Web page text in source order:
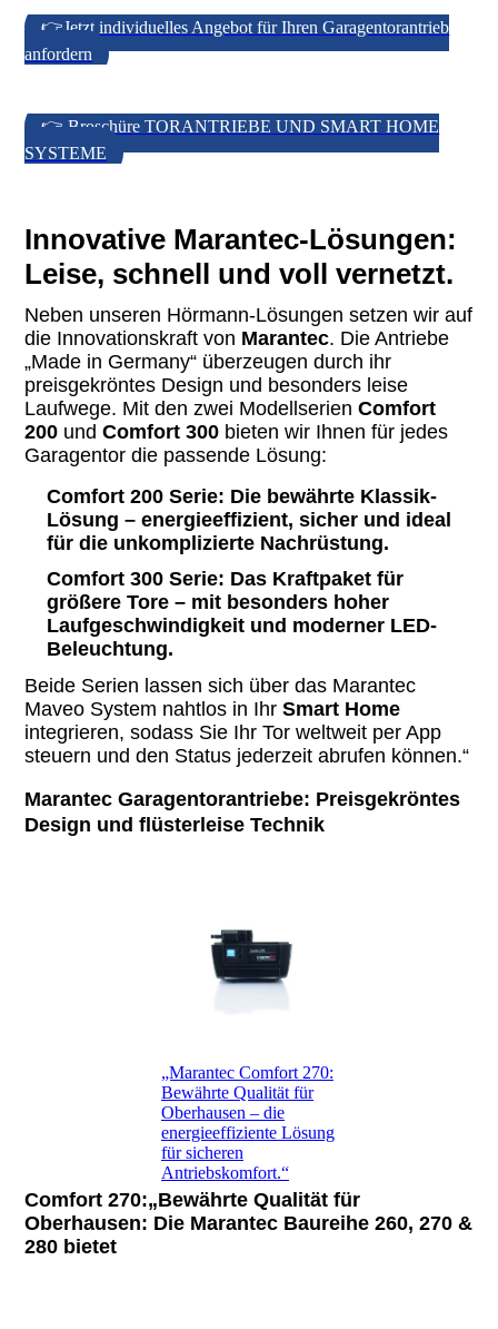
👉Jetzt individuelles Angebot für Ihren Garagentorantrieb
anfordern
👉 Broschüre TORANTRIEBE UND SMART HOME
SYSTEME
Innovative Marantec-Lösungen:
Leise, schnell und voll vernetzt.
Neben unseren Hörmann-Lösungen setzen wir auf
die Innovationskraft von Marantec. Die Antriebe
„Made in Germany“ überzeugen durch ihr
preisgekröntes Design und besonders leise
Laufwege. Mit den zwei ModellserienComfort
200 undComfort 300 bieten wir Ihnen für jedes
Garagentor die passende Lösung:
Comfort 200 Serie: Die bewährte Klassik-
Lösung – energieeffizient, sicher und ideal
für die unkomplizierte Nachrüstung.
Comfort 300 Serie: Das Kraftpaket für
größere Tore – mit besonders hoher
Laufgeschwindigkeit und moderner LED-
Beleuchtung.
Beide Serien lassen sich über das Marantec
Maveo System nahtlos in IhrSmart Home
integrieren, sodass Sie Ihr Tor weltweit per App
steuern und den Status jederzeit abrufen können.“
Marantec Garagentorantriebe: Preisgekröntes
Design und flüsterleise Technik
„Marantec Comfort 270:
Bewährte Qualität für
Oberhausen – die
energieeffiziente Lösung
für sicheren
Antriebskomfort.“
Comfort 270:„Bewährte Qualität für
Oberhausen: Die Marantec Baureihe 260, 270 &
280 bietet